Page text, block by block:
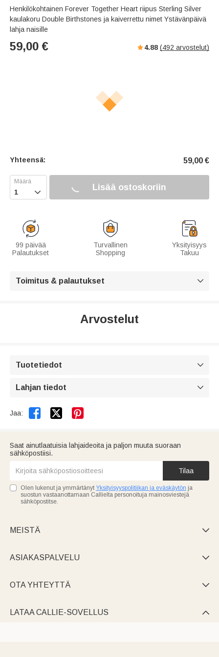
e
t
e
e
r
l
Henkilökohtainen Forever Together Heart riipus Sterling Silver
kaulakoru Double Birthstones ja kaiverrettu nimet Ystävänpäivä
lahja naisille
59,00 € 4.88 (492 arvostelut)
Yhteensä: 59,00 €
 Lisää ostoskoriin
99 päivää
Palautukset
Turvallinen
Shopping
Yksityisyys
Takuu
Toimitus & palautukset 
Arvostelut
Tuotetiedot 
Lahjan tiedot 
Jaa:  
Saat ainutlaatuisia lahjaideoita ja paljon muuta suoraan
sähköpostiisi.
Tilaa
Olen lukenut ja ymmärtänyt Yksityisyyspolitiikan ja eväskäytön ja
suostun vastaanottamaan Callielta personoituja mainosviestejä
sähköpostitse.
MEISTÄ 
ASIAKASPALVELU 
OTA YHTEYTTÄ 
LATAA CALLIE-SOVELLUS 